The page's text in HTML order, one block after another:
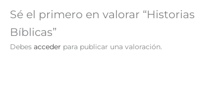
Sé el primero en valorar “Historias
Bíblicas”
Debes acceder para publicar una valoración.